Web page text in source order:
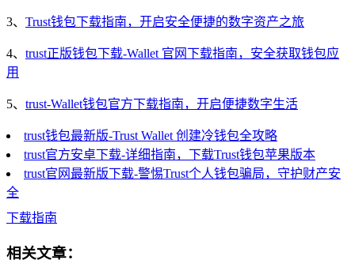
3、 Trust钱包下载指南，开启安全便捷的数字资产之旅
4、 trust正版钱包下载-Wallet 官网下载指南，安全获取钱包应
用
5、 trust-Wallet钱包官方下载指南，开启便捷数字生活
trust钱包最新版-Trust Wallet 创建冷钱包全攻略
trust官方安卓下载-详细指南，下载Trust钱包苹果版本
trust官网最新版下载-警惕Trust个人钱包骗局，守护财产安
全
下载指南
相关文章：